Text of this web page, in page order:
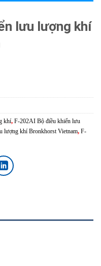
lưu lượng khí
khí, F-202AI Bộ điều khiển lưu
lượng khí Bronkhorst Vietnam, F-